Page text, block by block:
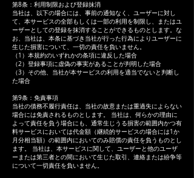
第8条：利用制限および登録抹消
当社は、以下の場合には、事前の通知なく、ユーザーに対し
て、本サービスの全部もしくは一部の利用を制限し、またはユ
ーザーとしての登録を抹消することができるものとします。な
お、当社は、本条に基づき当社が行った行為によりユーザーに
生じた損害について、一切の責任を負いません。
（1）本規約のいずれかの条項に違反した場合
（2）登録事項に虚偽の事実があることが判明した場合
（3）その他、当社が本サービスの利用を適当でないと判断し
た場合
第9条：免責事項
当社の債務不履行責任は、当社の故意または重過失によらない
場合には免責されるものとします。 当社は、何らかの理由に
よって責任を負う場合にも、通常生じうる損害の範囲内かつ有
料サービスにおいては代金額（継続的サービスの場合には1か
月分相当額）の範囲内においてのみ賠償の責任を負うものとし
ます。 当社は、本サービスに関して、ユーザーと他のユーザ
ーまたは第三者との間において生じた取引、連絡または紛争等
について一切責任を負いません。